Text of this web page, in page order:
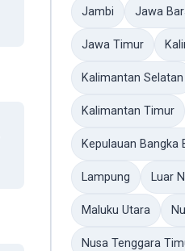
Jambi Jawa
Jawa Timur
Kalimantan Selatan
Kalimantan Timur
Kepulauan Bangka
Lampung Luar
Maluku Utara
Nusa Tenggara